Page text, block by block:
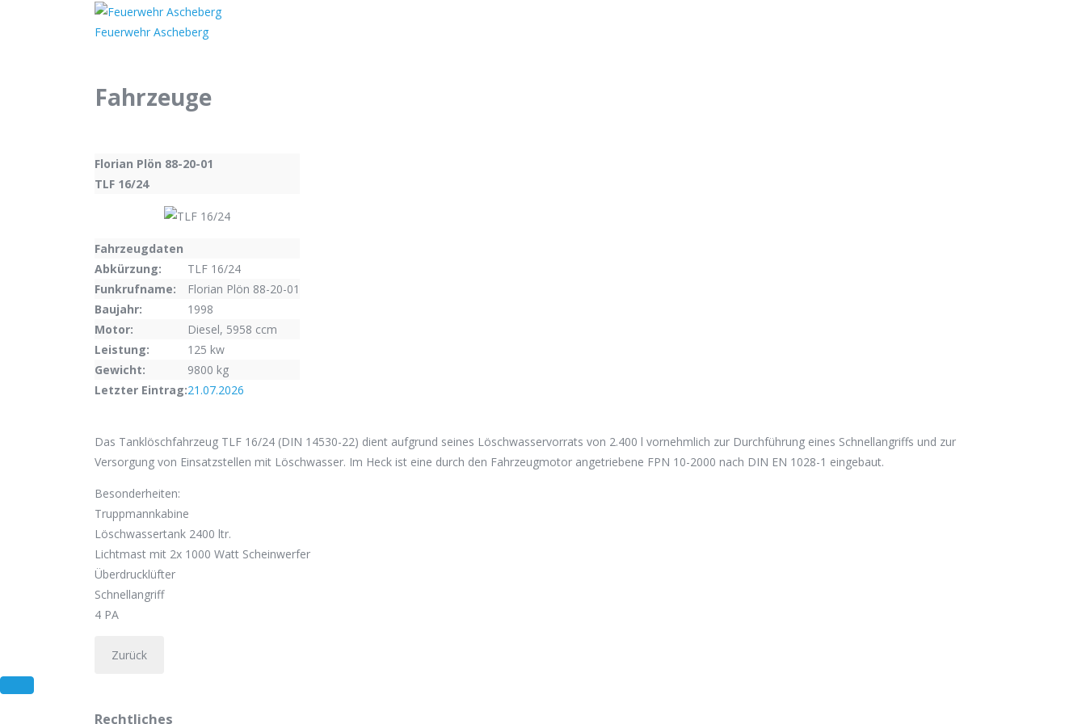
Feuerwehr Ascheberg
Fahrzeuge
Florian Plön 88-20-01
TLF 16/24
Fahrzeugdaten
Abkürzung:
TLF 16/24
Funkrufname:
Florian Plön 88-20-01
Baujahr:
1998
Motor:
Diesel, 5958 ccm
Leistung:
125 kw
Gewicht:
9800 kg
Letzter Eintrag:21.07.2026
Das Tanklöschfahrzeug TLF 16/24 (DIN 14530-22) dient aufgrund seines Löschwasservorrats von 2.400 l vornehmlich zur Durchführung eines Schnellangriffs und zur
Versorgung von Einsatzstellen mit Löschwasser. Im Heck ist eine durch den Fahrzeugmotor angetriebene FPN 10-2000 nach DIN EN 1028-1 eingebaut.
Besonderheiten:
Truppmannkabine
Löschwassertank 2400 ltr.
Lichtmast mit 2x 1000 Watt Scheinwerfer
Überdrucklüfter
Schnellangriff
4 PA
Rechtliches